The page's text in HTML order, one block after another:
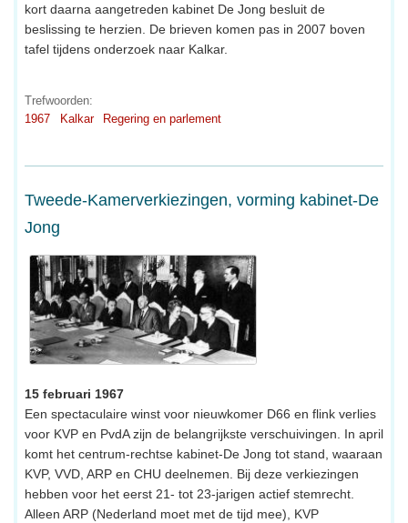
kort daarna aangetreden kabinet De Jong besluit de
beslissing te herzien. De brieven komen pas in 2007 boven
tafel tijdens onderzoek naar Kalkar.
Trefwoorden:
1967
Kalkar Regering en parlement
Tweede-Kamerverkiezingen, vorming kabinet-De
Jong
15 februari 1967
Een spectaculaire winst voor nieuwkomer D66 en flink verlies
voor KVP en PvdA zijn de belangrijkste verschuivingen. In april
komt het centrum-rechtse kabinet-De Jong tot stand, waaraan
KVP, VVD, ARP en CHU deelnemen. Bij deze verkiezingen
hebben voor het eerst 21- tot 23-jarigen actief stemrecht.
Alleen ARP (Nederland moet met de tijd mee), KVP